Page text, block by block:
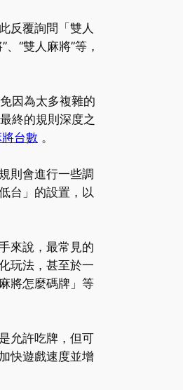
反覆詢問「雙人
“雙人麻將”等，
因為太多複雜的
終的規則深度之
台數 。
則會進行一些調
台」的設置，以
來說，最常見的
玩法，甚至於一
將怎麼碼牌」等
允許吃牌，但可
快遊戲速度並增